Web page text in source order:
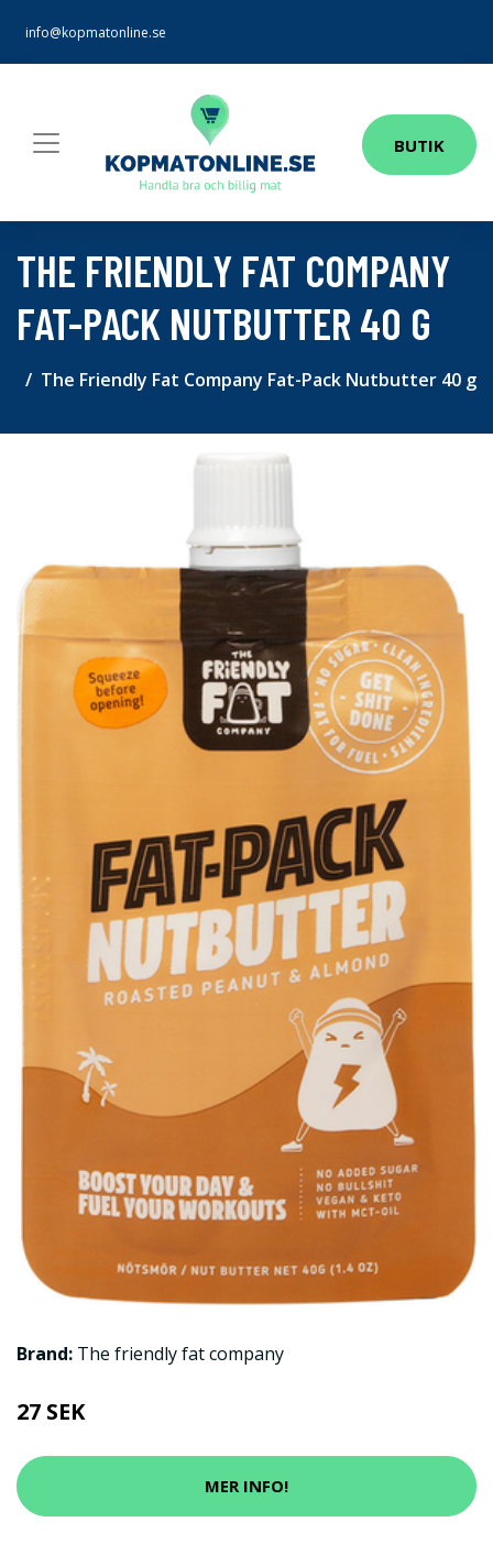
info@kopmatonline.se
BUTIK
THE FRIENDLY FAT COMPANY
FAT-PACK NUTBUTTER 40 G
The Friendly Fat Company Fat-Pack Nutbutter 40 g
Brand: The friendly fat company
27 SEK
MER INFO!